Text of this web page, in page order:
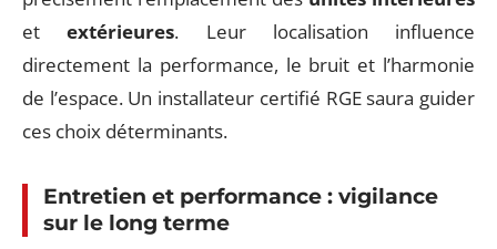
etextérieures. Leur localisation influence
directement la performance, le bruit et l’harmonie
de l’espace. Un installateur certifié RGE saura guider
ces choix déterminants.
Entretien et performance : vigilance
sur le long terme